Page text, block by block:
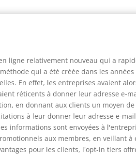
ligne relativement nouveau qui a
qui a été créée dans les
En effet, les entreprises avaient
réticents à donner leur adresse e-
en donnant aux clients un moyen
à leur donner leur adresse e-
informations sont envoyées à
aux membres, en veillant
pour les clients, l'opt-in tiers